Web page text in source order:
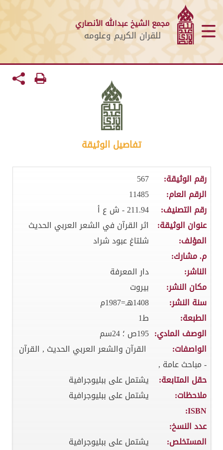
مجمع الشيخ عبدالله الأنصاري
للقران الكريم وعلومه
تفاصيل الوثيقة
رقم الوثيقة:
567
الرقم العام:
11485
رقم التصنيف:
211.94 - ش ع أ
عنوان الوثيقة:
اثر القرآن في الشعر العربي الحديث
المؤلف:
شلتاغ عبود شراد
م. مشارك:
الناشر:
دار المعرفة
مكان النشر:
بيروت
سنة النشر:
1408هـ=1987م
الطبعة:
ط1
الوصف المادي: 195ص ؛ 24سم
الواصفات:
القرآن والشعر العربي الحديث , القرآن
- مباحث عامة ,
حقل المتابعة:
يشتمل على ببليوجرافية
ملاحظات:
يشتمل على ببليوجرافية
ISBN:
عدد النسخ:
المستخلص:
يشتمل على ببليوجرافية